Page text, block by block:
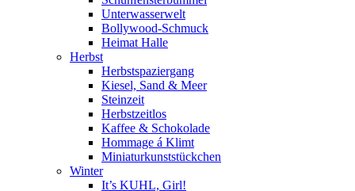
Unterwasserwelt
Bollywood-Schmuck
Heimat Halle
Herbst
Herbstspaziergang
Kiesel, Sand & Meer
Steinzeit
Herbstzeitlos
Kaffee & Schokolade
Hommage á Klimt
Miniaturkunststückchen
Winter
It’s KUHL, Girl!